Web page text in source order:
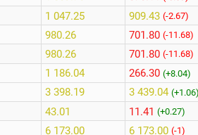
1 047.25
980.26
980.26
1 186.04
3 398.19
43.01
6 173.00
909.43 (-2.67)
701.80 (-11.68)
701.80 (-11.68)
266.30 (+8.04)
3 439.04
11.41 (+0.27)
6 173.00 (-1)